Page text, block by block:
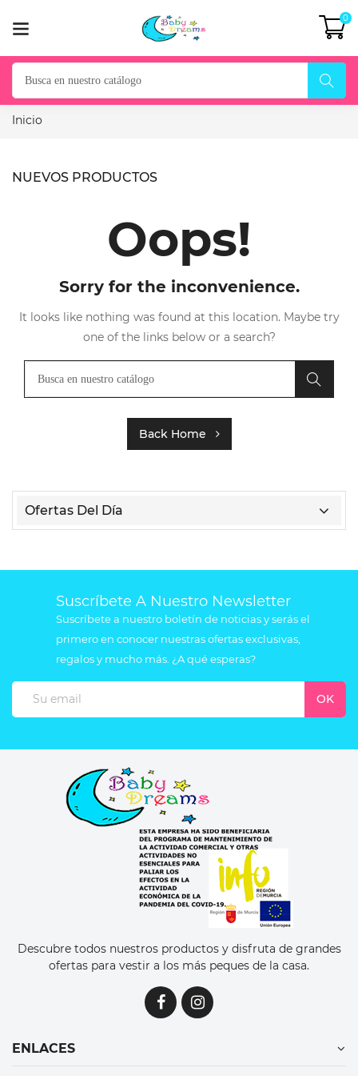
0
Inicio
NUEVOS PRODUCTOS
Oops!
Sorry for the inconvenience.
It looks like nothing was found at this location. Maybe try
one of the links below or a search?
Back Home
Ofertas Del Día
Suscríbete A Nuestro Newsletter
Suscríbete a nuestro boletín de noticias y serás el
primero en conocer nuestras ofertas exclusivas,
regalos y mucho más. ¿A qué esperas?
Descubre todos nuestros productos y disfruta de grandes
ofertas para vestir a los más peques de la casa.
ENLACES